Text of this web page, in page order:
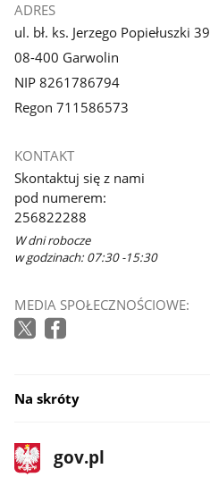
ADRES
ul. bł. ks. Jerzego Popiełuszki 39
08-400 Garwolin
NIP 8261786794
Regon 711586573
KONTAKT
Skontaktuj się z nami
pod numerem:
256822288
W dni robocze
w godzinach: 07:30 -15:30
MEDIA SPOŁECZNOŚCIOWE:
Na skróty
stopka
gov.pl
Strona
gov.pl